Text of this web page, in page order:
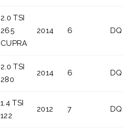
2.0 TSI
265
CUPRA
2014 6
2.0 TSI
280
2014 6
1.4 TSI
122
2012 7